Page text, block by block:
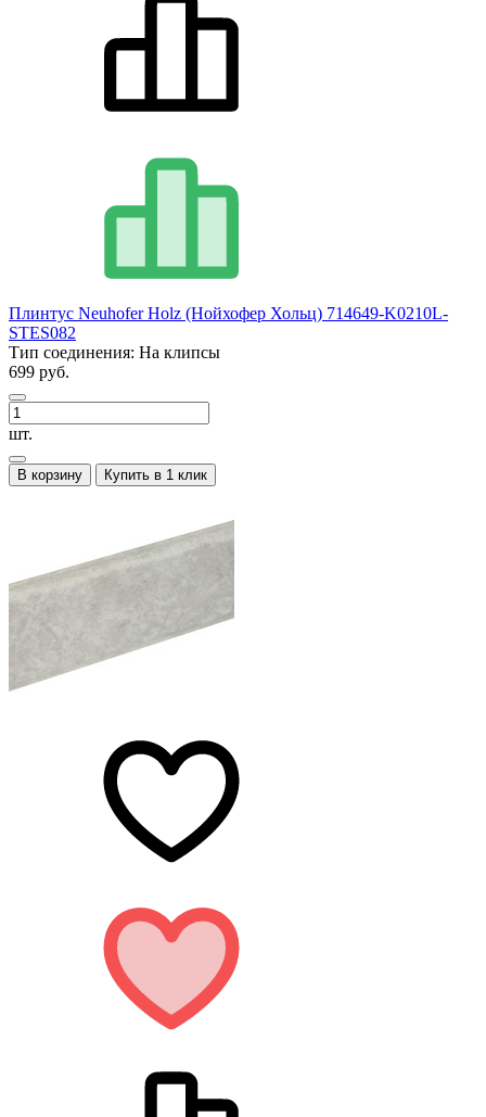
Плинтус Neuhofer Holz (Нойхофер Хольц) 714649-K0210L-
STES082
Тип соединения: На клипсы
699 руб.
шт.
В корзину Купить в 1 клик